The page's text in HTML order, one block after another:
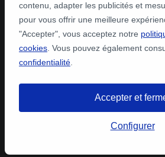
contenu, adapter les publicités et
pour vous offrir une meilleure
"Accepter", vous acceptez notre
cookies . Vous pouvez également
confidentialité
Accepter et
Configurer